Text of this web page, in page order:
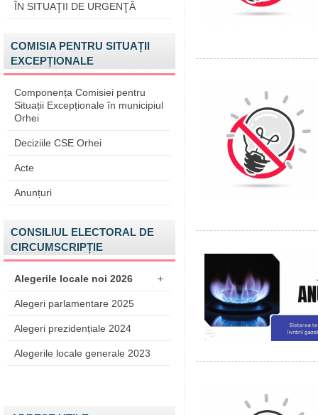
ÎN SITUAŢII DE URGENŢĂ
COMISIA PENTRU SITUAȚII
EXCEPȚIONALE
Componența Comisiei pentru
Situații Excepționale în municipiul
Orhei
Deciziile CSE Orhei
Acte
Anunțuri
CONSILIUL ELECTORAL DE
CIRCUMSCRIPȚIE
Alegerile locale noi 2026 +
Alegeri parlamentare 2025
Alegeri prezidențiale 2024
Alegerile locale generale 2023